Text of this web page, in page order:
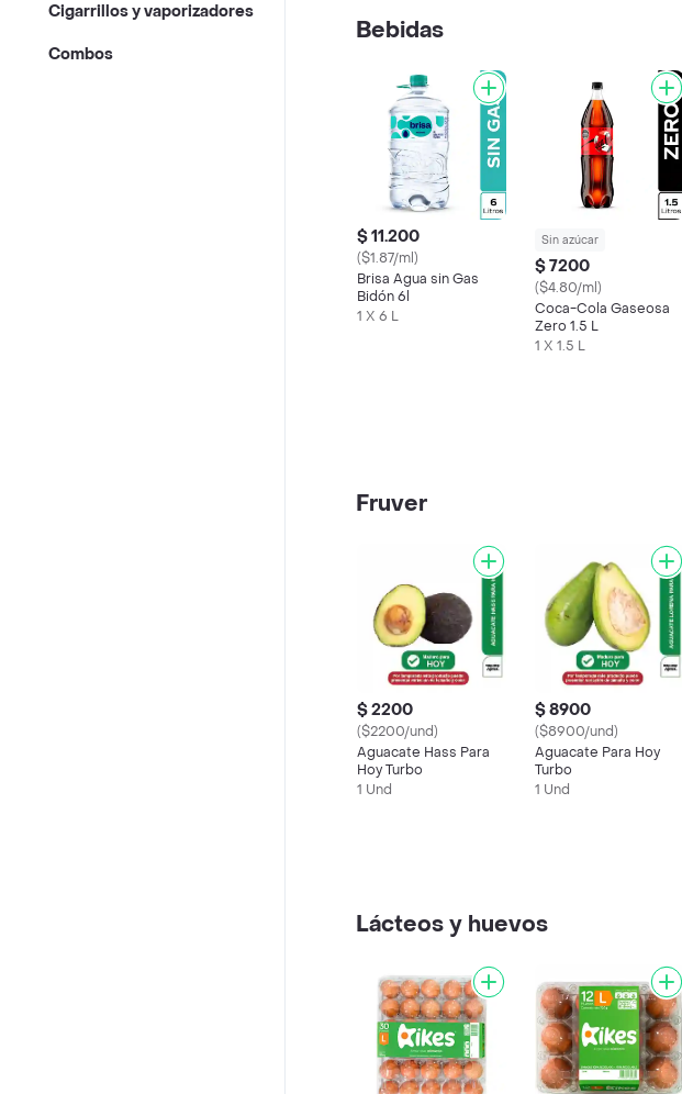
Cigarrillos y vaporizadores
Combos
Bebidas
$ 11.200
($1.87/ml)
Brisa Agua sin Gas
Bidón 6l
1 X 6 L
Sin azúcar
$ 7200
($4.80/ml)
Coca-Cola Gaseosa
Zero 1.5 L
1 X 1.5 L
Fruver
$ 2200
($2200/und)
Aguacate Hass Para
Hoy Turbo
1 Und
$ 8900
($8900/und)
Aguacate Para Hoy
Turbo
1 Und
Lácteos y huevos